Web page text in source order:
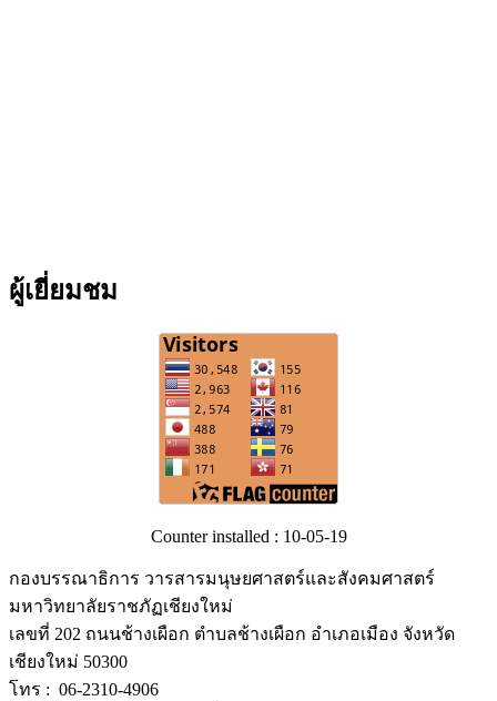
ผู้เยี่ยมชม
Counter installed : 10-05-19
กองบรรณาธิการ วารสารมนุษยศาสตร์และสังคมศาสตร์
มหาวิทยาลัยราชภัฏเชียงใหม่
เลขที่ 202 ถนนช้างเผือก ตำบลช้างเผือก อำเภอเมือง จังหวัด
เชียงใหม่ 50300
โทร : 06-2310-4906